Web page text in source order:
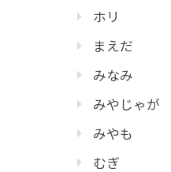
ホリ
まえだ
みなみ
みやじゃが
みやも
むぎ